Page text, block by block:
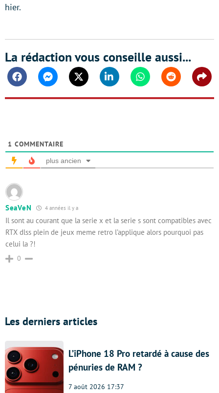
hier.
La rédaction vous conseille aussi...
FacebookMessengerTwitter Linkedin WhatsappReddit
1 COMMENTAIRE
plus ancien
SeaVeN 4 années il y a
Il sont au courant que la serie x et la serie s sont compatibles avec
RTX dlss plein de jeux meme retro l’applique alors pourquoi pas
celui la ?!
0
Les derniers articles
L’iPhone 18 Pro retardé à cause des
pénuries de RAM ?
7 août 2026 17:37